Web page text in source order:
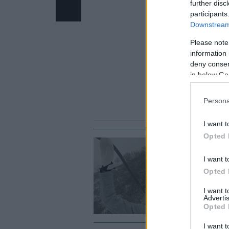
further
Please
information
deny
in below
I want
Opted
I want
Opted
I want
Opted
I want